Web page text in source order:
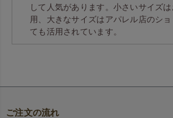
して人気があります。小さいサイズ
用、大きなサイズはアパレル店のシ
ても活用されています。
ご注文の流れ